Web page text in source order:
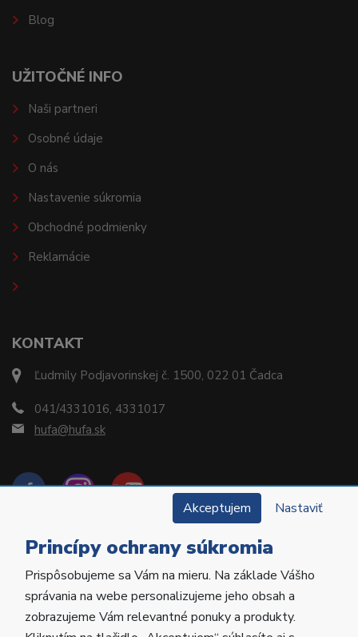
KONTAKT
Ľudmily Podjavorinskej č. 1500, 022 01 Čadca
041/4331016, 4331017
hufa@hufa.sk
Blog
UŽITOČNÉ INFO
Naši partneri
Osobné údaje
O nás
Nastavenie súkromia
Obchodné podmienky
Reklamácie
Copyright © 2022 Hu-Fa Dental a.s. Všetky práva
vyhradené.
Akceptujem Nastaviť
Princípy ochrany súkromia
Prispôsobujeme sa Vám na mieru. Na základe Vášho
správania na webe personalizujeme jeho obsah a
zobrazujeme Vám relevantné ponuky a produkty.